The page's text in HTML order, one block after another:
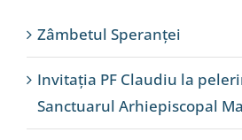
Zâmbetul Speranței
Invitația PF Claudiu la
Sanctuarul Arhiepiscopal